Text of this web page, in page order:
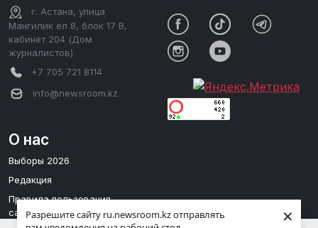
Разрешите сайту ru.newsroom.kz отправлять
×
г. Астана, улица
Мангилик ел 8, блок 17 В,
кабинет 204 (Дом
журналистов)
+7 705 721 8114
info@newsroom.kz
О нас
Выборы 2026
Редакция
Правила пользования
сайтом